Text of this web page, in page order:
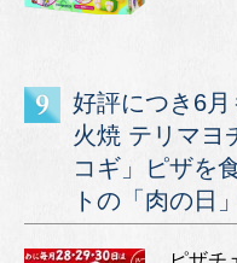
好評につき6
火焼 テリマヨ
コギ」ピザを
トの「肉の日